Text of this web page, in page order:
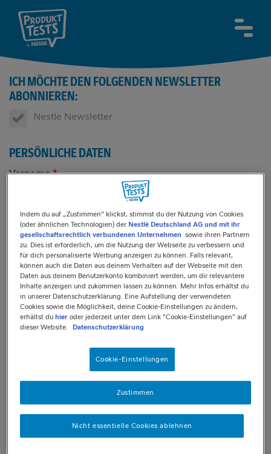
zum
Inhalt
≡
ICH MÖCHTE DEN FOLGENDEN NEWSLETTER
ABONNIEREN:
Nestle Newsletter
PERSÖNLICHE DATEN
Vorname
Nachname
E-Mail-Adresse
E-Mail-Adresse wiederholen
Bitte verwendet meine Daten für diesen
Indem du auf „Zustimmen“ klickst, stimmst du der Nutzung von Cookies
(oder ähnlichen Technologien) der Nestlé Deutschland AG und mit ihr
gesellschaftsrechtlich verbundenen Unternehmen sowie ihren Partnern
zu. Dies ist erforderlich, um die Nutzung der Webseite zu verbessern und
für dich personalisierte Werbung anzeigen zu können. Falls relevant,
können auch die Daten aus deinem Verhalten auf der Webseite mit den
Daten aus deinem Benutzerkonto kombiniert werden, um dir relevantere
Inhalte anzeigen und zukommen lassen zu können. Mehr Infos erhältst du
in unserer Datenschutzerklärung. Eine Aufstellung der verwendeten
Cookies sowie die Möglichkeit, deine Cookie-Einstellungen zu ändern,
erhältst duhier oder jederzeit unter dem Link "Cookie-Einstellungen" auf
dieser Website.
Datenschutzerklärung
Cookie-Einstellungen
Nicht essentielle Cookies ablehnen
Zustimmen